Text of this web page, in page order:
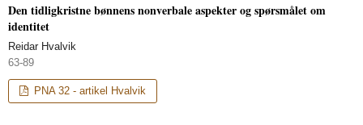
Den tidligkristne bønnens nonverbale aspekter og spørsmålet om
identitet
Reidar Hvalvik
63-89
PNA 32 - artikel Hvalvik